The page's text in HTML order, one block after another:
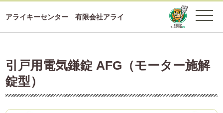
アライキーセンター 有限会社アライ
引戸用電気鎌錠 AFG（モーター施解
錠型）